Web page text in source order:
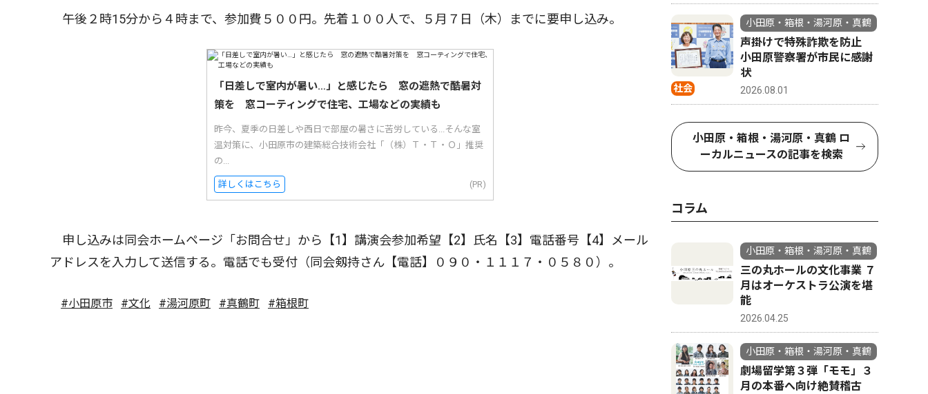
午後２時15分から４時まで、参加費５００円。先着１００人で、５月７日（木）までに要申し込み。
「日差しで室内が暑い…」と感じたら 窓の遮熱で酷暑対
策を 窓コーティングで住宅、工場などの実績も
昨今、夏季の日差しや西日で部屋の暑さに苦労している...そんな室
温対策に、小田原市の建築総合技術会社「（株）Ｔ・Ｔ・Ｏ」推奨
の...
詳しくはこちら (PR)
申し込みは同会ホームページ「お問合せ」から【1】講演会参加希望【2】氏名【3】電話番号【4】メール
アドレスを入力して送信する。電話でも受付（同会剱持さん【電話】０９０・１１１７・０５８０）。
#小田原市 #文化 #湯河原町 #真鶴町 #箱根町
社会
小田原・箱根・湯河原・真鶴
声掛けで特殊詐欺を防止
小田原警察署が市民に感謝
状
2026.08.01
小田原・箱根・湯河原・真鶴 ロ
ーカルニュースの記事を検索
コラム
小田原・箱根・湯河原・真鶴
三の丸ホールの文化事業 ７
月はオーケストラ公演を堪
能
2026.04.25
小田原・箱根・湯河原・真鶴
劇場留学第３弾「モモ」３
月の本番へ向け絶賛稽古